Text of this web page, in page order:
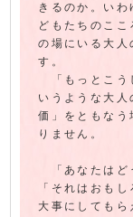
きるのか。い
どもたちのこ
の場にいる大人
す。
「もっとこう
いうような大
価」をともなう
りません。
「あなたはど
「それはおも
大事にしてもら